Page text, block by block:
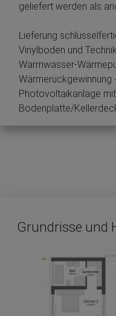
geliefert werden als
Lieferung
Vinylboden und
Warmwasser-
Wärmerückgewinnung
Photovoltaikanlage
Bodenplatte/
Grundrisse und